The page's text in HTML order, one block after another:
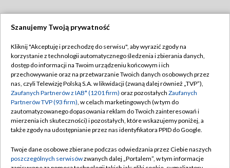
TVP
Abonament TVP
Emisja w TVP
Centrum informacji TVP
Naziemna Telewizja Cyfrowa
Rada Programowa
Regulamin TVP
Polityka prywatności
Moje zgody
Pomoc
Kontakt
Szanujemy Twoją prywatność
Kliknij "Akceptuję i przechodzę do serwisu", aby wyrazić zgody na
korzystanie z technologii automatycznego śledzenia i zbierania danych,
dostęp do informacji na Twoim urządzeniu końcowym i ich
przechowywanie oraz na przetwarzanie Twoich danych osobowych przez
nas, czyli Telewizję Polską S.A. w likwidacji (zwaną dalej również „TVP”),
Zaufanych Partnerów z IAB* (1201 firm) oraz pozostałych Zaufanych
Partnerów TVP (93 firm), w celach marketingowych (w tym do
zautomatyzowanego dopasowania reklam do Twoich zainteresowań i
mierzenia ich skuteczności) i pozostałych, które wskazujemy poniżej, a
także zgody na udostępnianie przez nas identyfikatora PPID do Google.
Twoje dane osobowe zbierane podczas odwiedzania przez Ciebie naszych
poszczególnych serwisówzwanych dalej „Portalem”, w tym informacje